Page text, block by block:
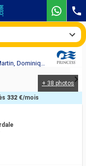
Croisière Island Princess : États-Unis, Saint-Martin, Dominique, Barbade, Sainte-Lucie, Grenade, Aruba au départ de Fort Lauderdale
+ 38 photos
332 €/mois